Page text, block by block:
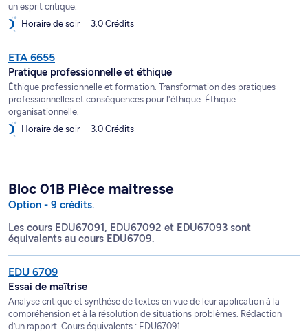
un esprit critique.
Horaire de soir
3.0 Crédits
ETA 6655
Pratique professionnelle et éthique
Éthique professionnelle et formation. Transformation des pratiques
professionnelles et conséquences pour l'éthique. Éthique
organisationnelle.
Horaire de soir
3.0 Crédits
Bloc 01B Pièce maitresse
Option - 9 crédits.
Les cours EDU67091, EDU67092 et EDU67093 sont
équivalents au cours EDU6709.
EDU 6709
Essai de maîtrise
Analyse critique et synthèse de textes en vue de leur application à la
compréhension et à la résolution de situations problèmes. Rédaction
d’un rapport. Cours équivalents : EDU67091